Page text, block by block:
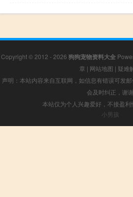
Copyright © 2012 - 2026 狗狗宠物资料大全
章 | 网站地图 | 疑难
声明：本站内容来自互联网，如信息有错误可发
会及时纠正，谢谢
本站仅为个人兴趣爱好，不接盈
小男孩